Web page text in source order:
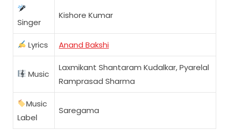
Singer
Kishore Kumar
Lyrics Anand Bakshi
Music
Laxmikant Shantaram Kudalkar, Pyarelal
Ramprasad Sharma
Music
Label
Saregama